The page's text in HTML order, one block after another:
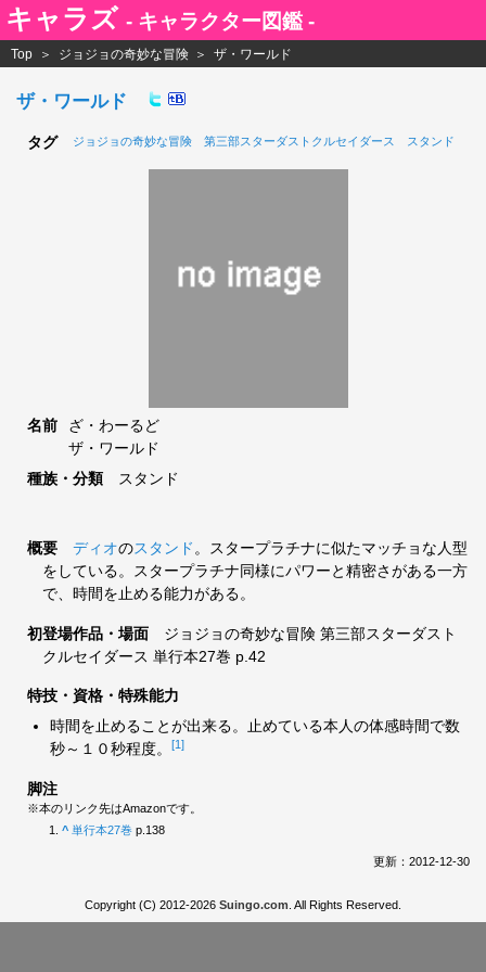
キャラズ - キャラクター図鑑 -
Top ジョジョの奇妙な冒険 ザ・ワールド
ザ・ワールド
タグ ジョジョの奇妙な冒険 第三部スターダストクルセイダース スタンド
名前
ざ・わーるど
ザ・ワールド
種族・分類
スタンド
概要 ディオのスタンド。スタープラチナに似たマッチョな人型
をしている。スタープラチナ同様にパワーと精密さがある一方
で、時間を止める能力がある。
初登場作品・場面
ジョジョの奇妙な冒険 第三部スターダスト
クルセイダース 単行本27巻 p.42
特技・資格・特殊能力
時間を止めることが出来る。止めている本人の体感時間で数
秒～１０秒程度。
[1]
脚注
※本のリンク先はAmazonです。
^ 単行本27巻p.138
更新：2012-12-30
Copyright (C) 2012-2026 Suingo.com . All Rights Reserved.